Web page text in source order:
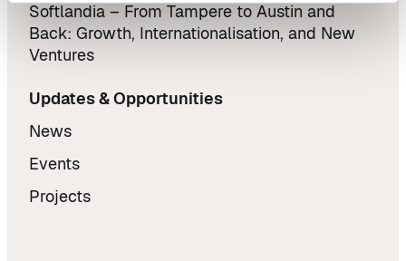
Softlandia – From Tampere to Austin and
Back: Growth, Internationalisation, and New
Ventures
Updates & Opportunities
News
Events
Projects